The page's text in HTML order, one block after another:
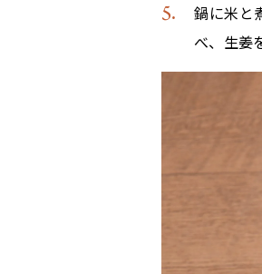
鍋に米と
べ、生姜